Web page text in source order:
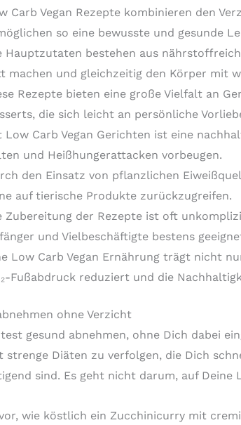
Carb Vegan Rezepte kombinieren den
so eine bewusste und gesunde
Hauptzutaten bestehen aus
machen und gleichzeitig den Körper mit
Rezepte bieten eine große Vielfalt an
die sich leicht an persönliche
Low Carb Vegan Gerichten ist eine
und Heißhungerattacken vorbeugen.
den Einsatz von pflanzlichen
auf tierische Produkte zurückzugreifen.
Zubereitung der Rezepte ist oft
und Vielbeschäftigte bestens
Low Carb Vegan Ernährung trägt nicht
Fußabdruck reduziert und die
ohne Verzicht
gesund abnehmen, ohne Dich dabei
strenge Diäten zu verfolgen, die Dich
sind. Es geht nicht darum, auf
wie köstlich ein Zucchinicurry mit